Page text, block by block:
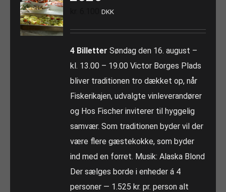
DKK
4 Billetter Søndag den 16. august –
kl. 13.00 – 19.00 Victor Borges Plads
bliver traditionen tro dækket op, når
Fiskerikajen, udvalgte vinleverandører
og Hos Fischer inviterer til hyggelig
samvær. Som traditionen byder vil der
være flere gæstekokke, som byder
ind med en forret. Musik: Alaska Blond
Der sælges borde i enheder á 4
personer — 1.525 kr. pr. person alt